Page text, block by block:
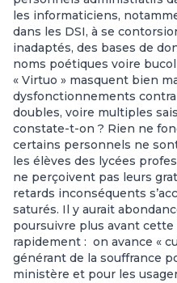
les informaticiens,
dans les DSI, à se
inadaptés, des bases de
noms poétiques voire
« Virtuo » masquent bien
dysfonctionnements
doubles, voire multiples
constate-t-on ? Rien ne
certains personnels ne
les élèves des lycées
ne perçoivent pas leurs
retards inconséquents
saturés. Il y aurait
poursuivre plus avant
rapidement : on avance «
générant de la souffrance
ministère et pour les